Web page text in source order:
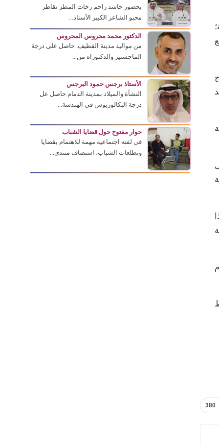
380
بحضور حاشد زاحم زخات المطر تقاطر
محبو الشاعر الكبير الأستاذ...
الدكتور محمد محروس المحروس
من مواليد مدينة القطيف. حاصل على درجة
الماجستير والدكتوراه من...
الأستاذ برجس حمود البرجس
النشأة والميلاد بمدينة الدمام حاصل عل
درجة البكالوريوس في الهندسة...
حوار مفتوح حول قضايا الشباب
في لفته اجتماعية مهمة للاهتمام بقضايا
وتطلعات الشباب، استضاف منتدى...